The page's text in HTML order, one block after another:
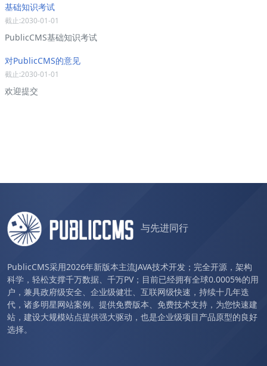
基础知识考试
截止:2030-01-01
PublicCMS基础知识考试
对PublicCMS的意见
截止:2030-01-01
欢迎提交
与先进同行
PublicCMS采用2026年新版本主流JAVA技术开发；完全开源，架构
科学，轻松支撑千万数据、千万PV；目前已经拥有全球0.0005%的用
户，兼具政府级安全、企业级健壮、互联网级快速，持续十几年迭
代，诸多明星网站案例。提供免费版本、免费技术支持，为您快速建
站，建设大规模站点提供强大驱动，也是企业级项目产品原型的良好
选择。